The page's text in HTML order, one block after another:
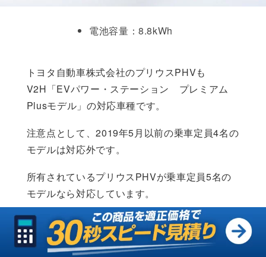
電池容量：8.8kWh
トヨタ自動車株式会社のプリウスPHVも
V2H「EVパワー・ステーション プレミアム
Plusモデル」の対応車種です。
注意点として、2019年5月以前の乗車定員4名の
モデルは対応外です。
所有されているプリウスPHVが乗車定員5名の
モデルなら対応しています。
MIRAI